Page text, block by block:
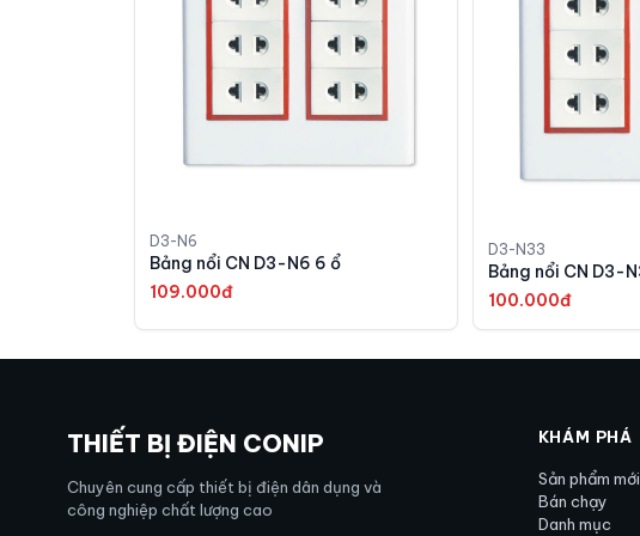
D3-N6
Bảng nổi CN D3-N6 6 ổ
109.000đ
D3-N33
100.000đ
THIẾT BỊ ĐIỆN CONIP
Chuyên cung cấp thiết bị điện dân dụng và
công nghiệp chất lượng cao
KHÁM PHÁ
Sản phẩm mới
Bán chạy
Danh mục